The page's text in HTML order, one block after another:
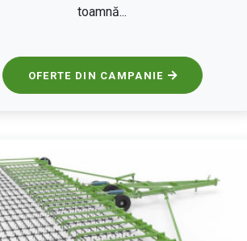
toamnă...
OFERTE DIN CAMPANIE